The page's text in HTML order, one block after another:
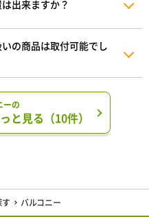
出来ますか？
の商品は取付可能でし
ーの
と見る（10件）
バルコニー